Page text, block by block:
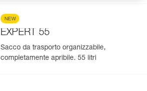
NEW
EXPERT 55
Sacco da trasporto organizzabile,
completamente apribile. 55 litri